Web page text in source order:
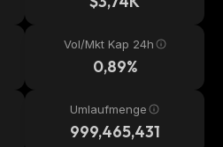
Vol/Mkt Kap 24h
0,89%
Umlaufmenge
999,465,431